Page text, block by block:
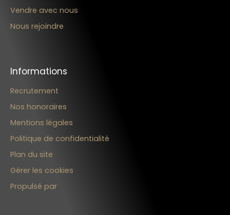
Vendre avec nous
Nous rejoindre
Informations
Recrutement
Nos honoraires
Mentions légales
Politique de confidentialité
Plan du site
Gérer les cookies
Propulsé par